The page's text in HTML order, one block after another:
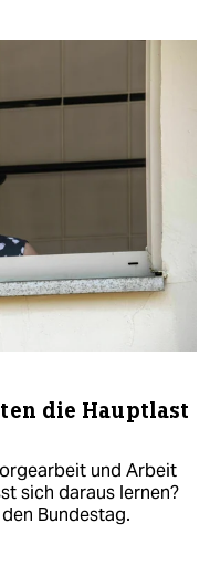
die Hauptlast
und Arbeit
sich daraus lernen?
Bundestag.